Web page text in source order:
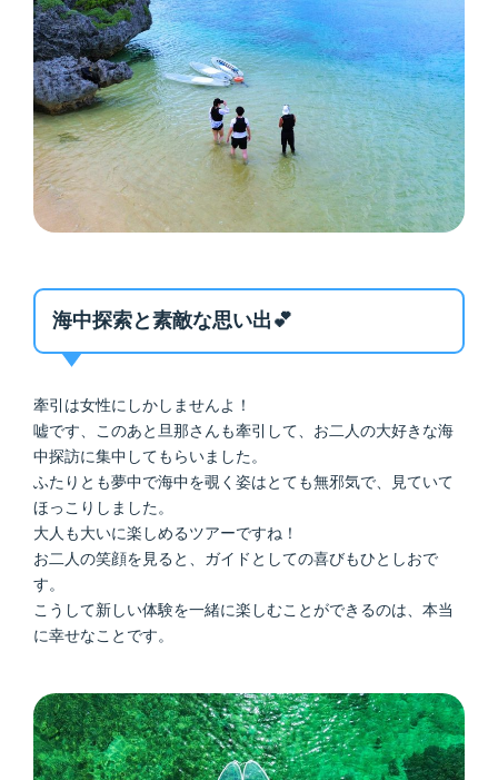
海中探索と素敵な思い出💕
牽引は女性にしかしませんよ！
嘘です、このあと旦那さんも牽引して、お二人の大好きな海
中探訪に集中してもらいました。
ふたりとも夢中で海中を覗く姿はとても無邪気で、見ていて
ほっこりしました。
大人も大いに楽しめるツアーですね！
お二人の笑顔を見ると、ガイドとしての喜びもひとしおで
す。
こうして新しい体験を一緒に楽しむことができるのは、本当
に幸せなことです。